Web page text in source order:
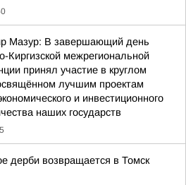
Мазур: В завершающий день
Киргизской межрегиональной
принял участие в круглом
лучшим проектам
и инвестиционного
наших государств
дерби возвращается в Томск